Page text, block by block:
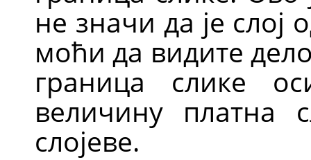
не значи да је
моћи да видите
граница слике
величину платна
слојеве.